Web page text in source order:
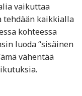
vaikuttaa
tehdään kaikkialla
kohteessa
luoda “sisäinen
vähentää